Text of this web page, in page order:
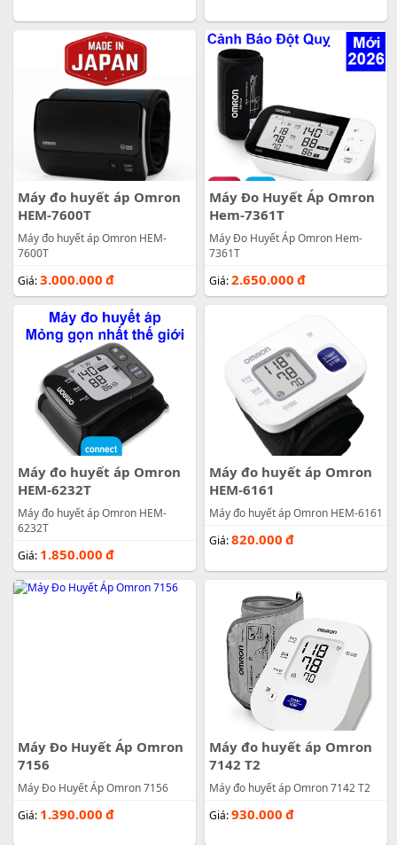
Máy đo huyết áp Omron
HEM-7600T
Máy đo huyết áp Omron HEM-
7600T
Giá:3.000.000 đ
Máy Đo Huyết Áp Omron
Hem-7361T
Máy Đo Huyết Áp Omron Hem-
7361T
Giá:2.650.000 đ
Máy đo huyết áp Omron
HEM-6232T
Máy đo huyết áp Omron HEM-
6232T
Giá: 1.850.000 đ
Máy đo huyết áp Omron
HEM-6161
Máy đo huyết áp Omron HEM-6161
Giá:820.000 đ
Máy Đo Huyết Áp Omron
7156
Máy Đo Huyết Áp Omron 7156
Giá: 1.390.000 đ
Máy đo huyết áp Omron
7142 T2
Máy đo huyết áp Omron 7142 T2
Giá:930.000 đ